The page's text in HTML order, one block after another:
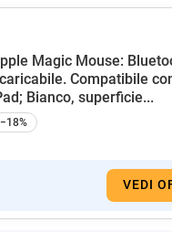
Magic Mouse:
Compatibile
Bianco, superficie...
−18%
VEDI